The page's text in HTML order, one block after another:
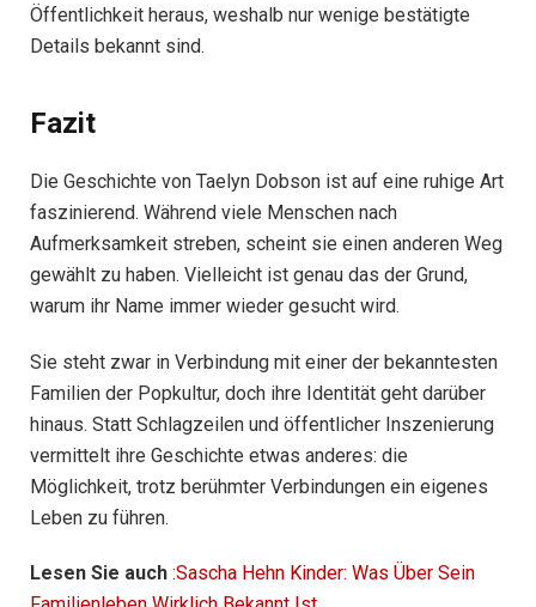
Öffentlichkeit heraus, weshalb nur wenige bestätigte
Details bekannt sind.
Fazit
Die Geschichte von Taelyn Dobson ist auf eine ruhige Art
faszinierend. Während viele Menschen nach
Aufmerksamkeit streben, scheint sie einen anderen Weg
gewählt zu haben. Vielleicht ist genau das der Grund,
warum ihr Name immer wieder gesucht wird.
Sie steht zwar in Verbindung mit einer der bekanntesten
Familien der Popkultur, doch ihre Identität geht darüber
hinaus. Statt Schlagzeilen und öffentlicher Inszenierung
vermittelt ihre Geschichte etwas anderes: die
Möglichkeit, trotz berühmter Verbindungen ein eigenes
Leben zu führen.
Lesen Sie auch :Sascha Hehn Kinder: Was Über Sein